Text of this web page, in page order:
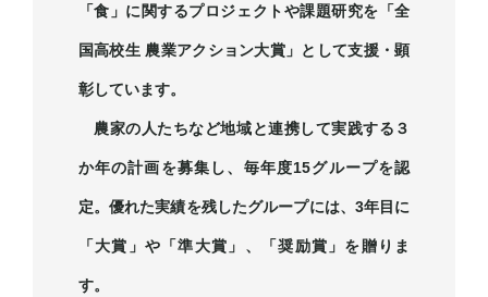
「食」に関するプロジェクトや課題研究を「全
国高校生 農業アクション大賞」として支援・顕
彰しています。
農家の人たちなど地域と連携して実践する３
か年の計画を募集し、毎年度15グループを認
定。優れた実績を残したグループには、3年目に
「大賞」や「準大賞」、「奨励賞」を贈りま
す。